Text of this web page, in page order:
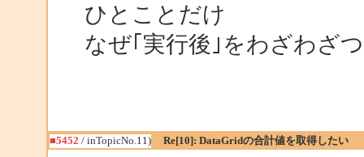
ひとことだけ
なぜ｢実行後｣をわざわざ
■5452 / inTopicNo.11) Re[10]: DataGridの合計値を取得したい